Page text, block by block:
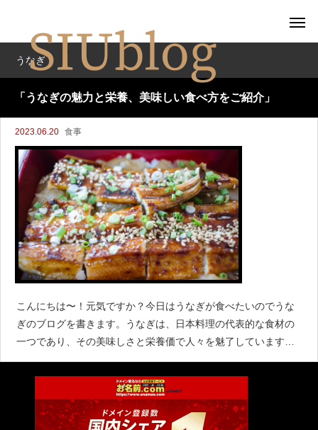
うなぎ
「うなぎの魅力と栄養、美味しい食べ方をご紹介」
2023.06.20 食事
こんにちは〜！元気ですか？今日はうなぎが食べたいのでうな
ぎのブログを書きます。うなぎは、日本料理の代表的な食材の
一つであり、その美味しさと栄養価で人々を魅了しています。
今回は、うなぎの魅力や栄養成分、さらに美味しく楽しむため
の食べ方についてご紹介します。魅力的な